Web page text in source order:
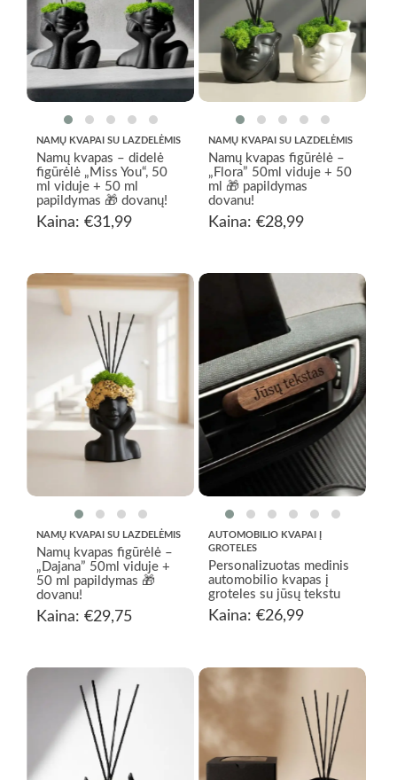
NAMŲ KVAPAI SU LAZDELĖMIS
Namų kvapas – didelė
figūrėlė „Miss You“, 50
ml viduje + 50 ml
papildymas 🎁 dovanų!
Kaina: €31,99
NAMŲ KVAPAI SU LAZDELĖMIS
Namų kvapas figūrėlė –
„Flora” 50ml viduje + 50
ml 🎁 papildymas
dovanu!
Kaina: €28,99
NAMŲ KVAPAI SU LAZDELĖMIS
Namų kvapas figūrėlė –
„Dajana” 50ml viduje +
50 ml papildymas 🎁
dovanu!
Kaina: €29,75
AUTOMOBILIO KVAPAI Į
GROTELES
Personalizuotas medinis
automobilio kvapas į
groteles su jūsų tekstu
Kaina: €26,99